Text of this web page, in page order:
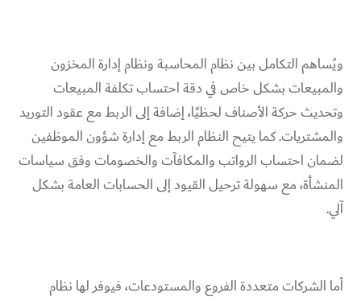
ويُساهم التكامل بين نظام المحاسبة ونظام إدارة المخزون
والمبيعات بشكل خاص في دقة احتساب تكلفة المبيعات
وتحديث حركة الأصناف لحظيًا، إضافة إلى الربط مع عقود التوريد
والمشتريات. كما يتيح النظام الربط مع إدارة شؤون الموظفين
لضمان احتساب الرواتب والمكافآت والخصومات وفق سياسات
المنشأة، مع سهولة ترحيل القيود إلى الحسابات العامة بشكل
آلي.
أما الشركات متعددة الفروع والمستودعات، فيوفر لها نظام